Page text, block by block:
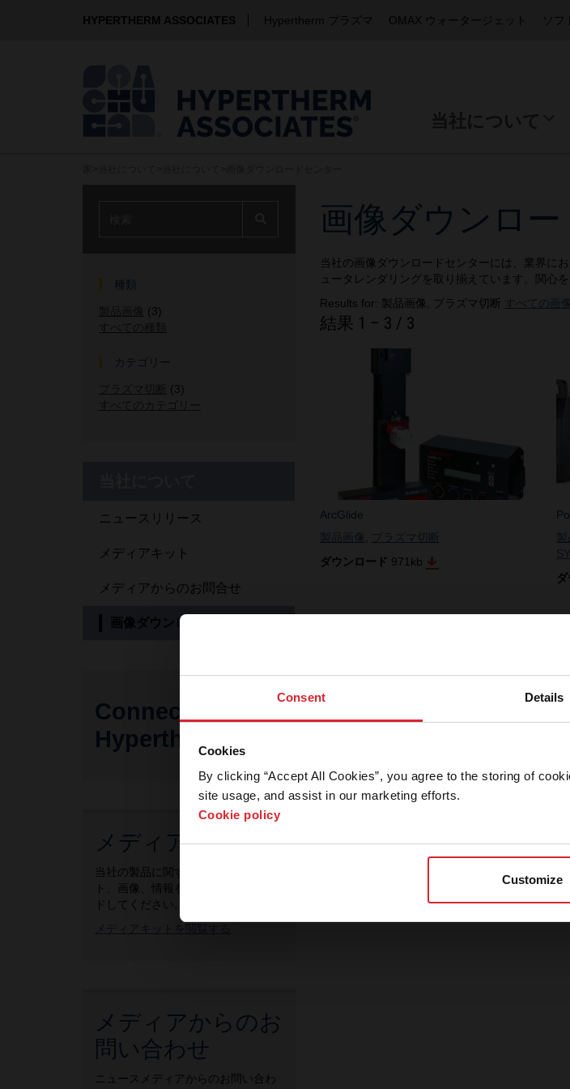
Consent Details
Cookies
By clicking “Accept All Cookies”, you agree to the storing of
site usage, and assist in our marketing efforts.
Cookie policy
Customize
HYPERTHERM ASSOCIATES Hypertherm プラズマ OMAX ウォータージェット ソフ
画像ダウンロ
当社の画像ダウンロードセンターには、業界に
ュータレンダリングを取り揃えています。関心
Results for: 製品画像, プラズマ切断 すべての画
結果 1 – 3 / 3
ArcGlide
製品画像
プラズマ切断
ダウンロード 971kb
種類
製品画像
(3)
カテゴリー
プラズマ切断
(3)
すべてのカテゴリー
ニュースリリース
メディアキット
メディアからのお問合せ
画像ダウンロードセンター
Connect with
Hypertherm
メディアキット
当社の製品に関するファクトシー
ト、画像、情報を閲覧・ダウンロー
ドしてください。
メディアキットを閲覧する
メディアからのお
問い合わせ
ニュースメディアからのお問い合わ
画像ダウンロード
ログイン